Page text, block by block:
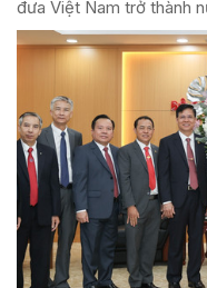
đưa Việt Nam trở thành